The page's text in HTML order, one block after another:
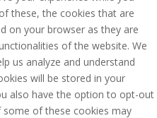
these, the cookies that are
on your browser as they are
of the website. We
us analyze and understand
will be stored in your
also have the option to opt-out
of these cookies may